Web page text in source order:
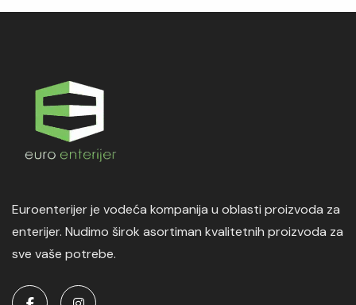
Euroenterijer je vodeća kompanija u oblasti proizvoda za
enterijer. Nudimo širok asortiman kvalitetnih proizvoda za
sve vaše potrebe.